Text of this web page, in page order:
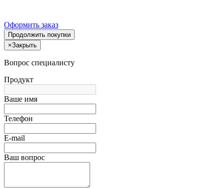
Оформить заказ
Продолжить покупки
×Закрыть
Вопрос специалисту
Продукт
Ваше имя
Телефон
E-mail
Ваш вопрос